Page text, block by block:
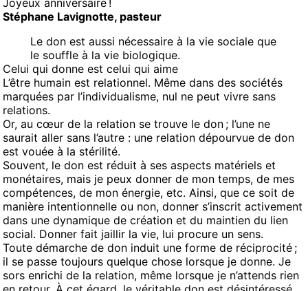
Joyeux anniversaire !
Stéphane Lavignotte, pasteur
Le don est aussi nécessaire à la vie sociale que
le souffle à la vie biologique.
Celui qui donne est celui qui aime
L’être humain est relationnel. Même dans des sociétés
marquées par l’individualisme, nul ne peut vivre sans
relations.
Or, au cœur de la relation se trouve le don ; l’une ne
saurait aller sans l’autre : une relation dépourvue de don
est vouée à la stérilité.
Souvent, le don est réduit à ses aspects matériels et
monétaires, mais je peux donner de mon temps, de mes
compétences, de mon énergie, etc. Ainsi, que ce soit de
manière intentionnelle ou non, donner s’inscrit activement
dans une dynamique de création et du maintien du lien
social. Donner fait jaillir la vie, lui procure un sens.
Toute démarche de don induit une forme de réciprocité ;
il se passe toujours quelque chose lorsque je donne. Je
sors enrichi de la relation, même lorsque je n’attends rien